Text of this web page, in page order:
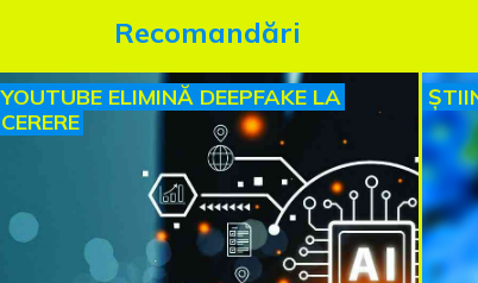
Recomandări
YOUTUBE ELIMINĂ DEEPFAKE LA
CERERE